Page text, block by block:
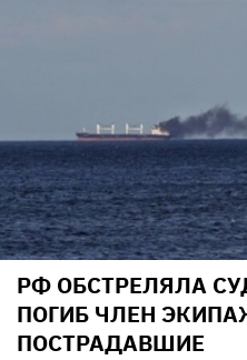
РФ ОБСТРЕЛЯЛА
ПОГИБ ЧЛЕН
ПОСТРАДАВШИЕ